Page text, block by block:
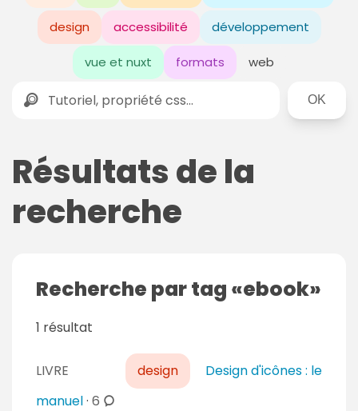
design accessibilité développement
vue et nuxt formats web
Rechercher
Résultats de la
recherche
Recherche par tag ebook
1 résultat
LIVRE design
Design d'icônes : le
manuel· 6 c